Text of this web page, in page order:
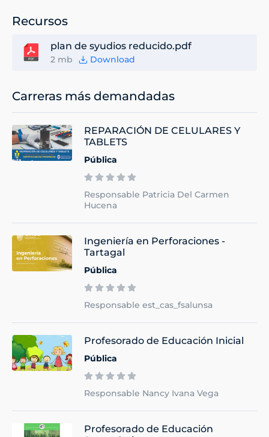
Recursos
plan de syudios reducido.pdf
2 mb Download
Carreras más demandadas
REPARACIÓN DE CELULARES Y
TABLETS
Pública
Responsable Patricia Del Carmen
Hucena
Ingeniería en Perforaciones -
Tartagal
Pública
Responsable est_cas_fsalunsa
Profesorado de Educación Inicial
Pública
Responsable Nancy Ivana Vega
Profesorado de Educación